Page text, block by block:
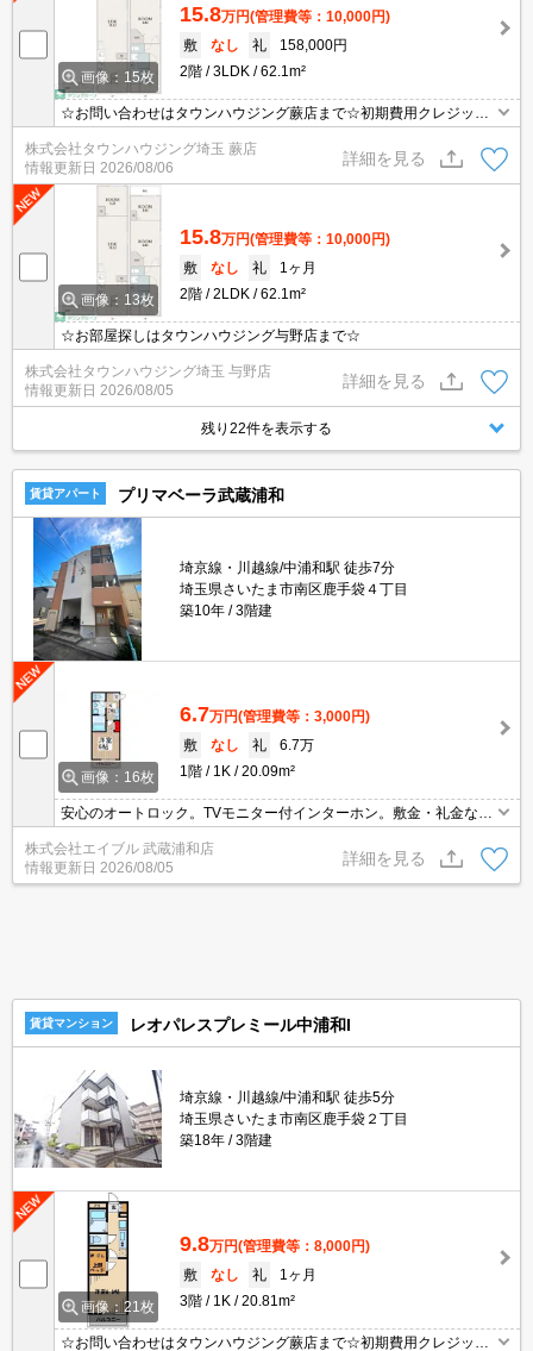
画像：15枚
15.8万円(管理費等：10,000円)
敷
なし 礼
158,000円
2階
3LDK 62.1m²
☆お問い合わせはタウンハウジング蕨店まで☆初期費用クレジット
決済相談☆オンラインでの内見・契約もお気軽にご相談ください！
株式会社タウンハウジング埼玉 蕨店
情報更新日 2026/08/06
詳細を見る
画像：13枚
15.8万円(管理費等：10,000円)
敷
なし 礼
1ヶ月
2階
2LDK 62.1m²
☆お部屋探しはタウンハウジング与野店まで☆
株式会社タウンハウジング埼玉 与野店
情報更新日 2026/08/05
詳細を見る
残り22件を表示する
賃貸アパート プリマベーラ武蔵浦和
埼京線・川越線/中浦和駅 徒歩7分
埼玉県さいたま市南区鹿手袋４丁目
築10年
3階建
画像：16枚
6.7万円(管理費等：3,000円)
敷
なし 礼
6.7万
1階
1K 20.09m²
安心のオートロック。TVモニター付インターホン。敷金・礼金な
し。2路線2駅利用可能で都心へのアクセス良好。買い物便利。2口
ガスコンロ付。温水洗浄便座付き。すぐ内見できます。新生活のス
タートはここから。
株式会社エイブル 武蔵浦和店
情報更新日 2026/08/05
詳細を見る
賃貸マンション レオパレスプレミール中浦和I
埼京線・川越線/中浦和駅 徒歩5分
埼玉県さいたま市南区鹿手袋２丁目
築18年
3階建
画像：21枚
9.8万円(管理費等：8,000円)
敷
なし 礼
1ヶ月
3階
1K 20.81m²
☆お問い合わせはタウンハウジング蕨店まで☆初期費用クレジット